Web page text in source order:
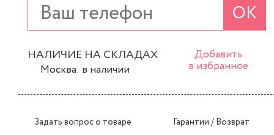
ОК
НАЛИЧИЕ НА СКЛАДАХ
Москва: в наличии
Добавить
в избранное
Задать вопрос о товаре Гарантии / Возврат